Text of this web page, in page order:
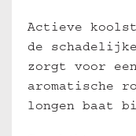
Actieve
de
zorgt voor
aromatische
longen baat